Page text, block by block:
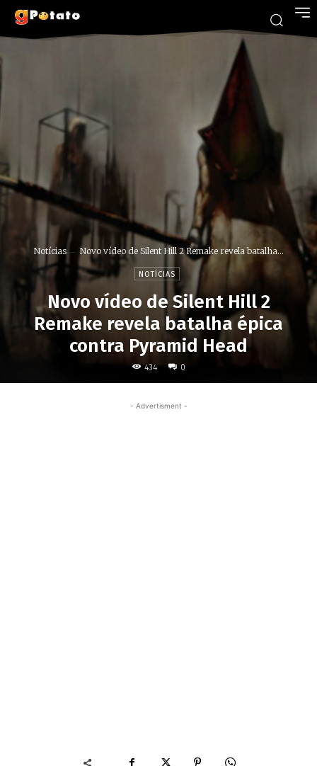
Notícias Novo vídeo de Silent Hill 2 Remake revela batalha...
NOTÍCIAS
Novo vídeo de Silent Hill 2
Remake revela batalha épica
contra Pyramid Head
434 0
- Advertisment -